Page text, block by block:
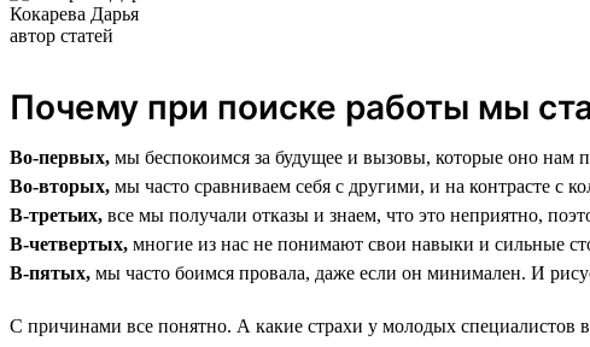
Кокарева Дарья
автор статей
Почему при поиске работы мы
Во-первых, мы беспокоимся за будущее и вызовы, которые оно нам
Во-вторых, мы часто сравниваем себя с другими, и на контрасте с
В-третьих, все мы получали отказы и знаем, что это неприятно,
В-четвертых, многие из нас не понимают свои навыки и сильные
В-пятых, мы часто боимся провала, даже если он минимален. И
С причинами все понятно. А какие страхи у молодых специалистов